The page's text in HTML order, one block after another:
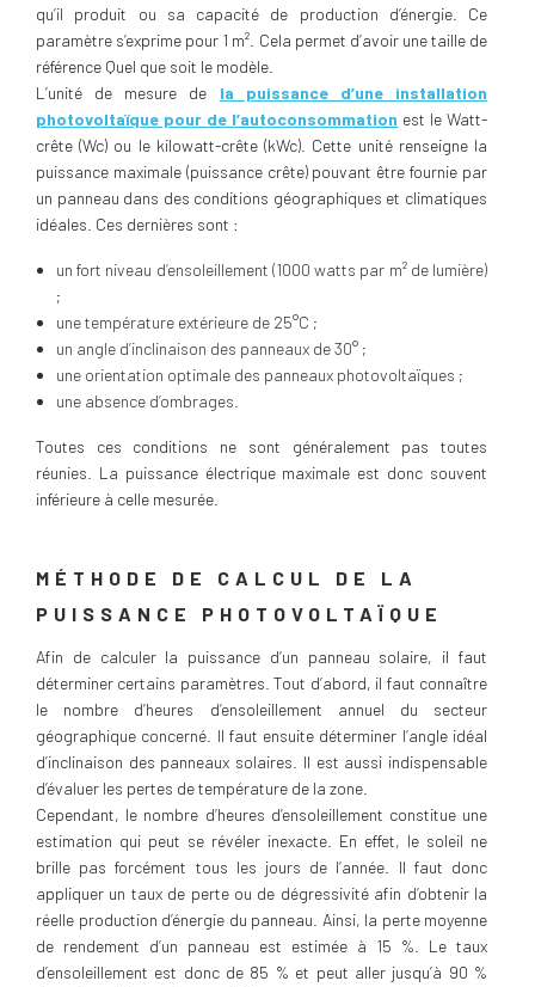
qu’il produit ou sa capacité de production d’énergie. Ce
paramètre s’exprime pour 1 m². Cela permet d’avoir une taille de
référence Quel que soit le modèle.
L’unité de mesure de la puissance d’une installation
photovoltaïque pour de l’autoconsommation est le Watt-
crête (Wc) ou le kilowatt-crête (kWc). Cette unité renseigne la
puissance maximale (puissance crête) pouvant être fournie par
un panneau dans des conditions géographiques et climatiques
idéales. Ces dernières sont :
un fort niveau d’ensoleillement (1000 watts par m² de lumière)
;
une température extérieure de 25°C ;
un angle d’inclinaison des panneaux de 30° ;
une orientation optimale des panneaux photovoltaïques ;
une absence d’ombrages.
Toutes ces conditions ne sont généralement pas toutes
réunies. La puissance électrique maximale est donc souvent
inférieure à celle mesurée.
MÉTHODE DE CALCUL DE LA
PUISSANCE PHOTOVOLTAÏQUE
Afin de calculer la puissance d’un panneau solaire, il faut
déterminer certains paramètres. Tout d’abord, il faut connaître
le nombre d’heures d’ensoleillement annuel du secteur
géographique concerné. Il faut ensuite déterminer l’angle idéal
d’inclinaison des panneaux solaires. Il est aussi indispensable
d’évaluer les pertes de température de la zone.
Cependant, le nombre d’heures d’ensoleillement constitue une
estimation qui peut se révéler inexacte. En effet, le soleil ne
brille pas forcément tous les jours de l’année. Il faut donc
appliquer un taux de perte ou de dégressivité afin d’obtenir la
réelle production d’énergie du panneau. Ainsi, la perte moyenne
de rendement d’un panneau est estimée à 15 %. Le taux
d’ensoleillement est donc de 85 % et peut aller jusqu’à 90 %